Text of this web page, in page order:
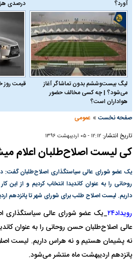
آورد؟
درصدی
لیگ بیست‌وششم بدون تماشاگر آغاز
می‌شود؟ | چه کسی مخالف حضور
هواداران است؟
قیمت روز خودرو ۱۹
صفحه نخست » عمومی
تاریخ انتشار:۱۲:۱۲ - ۰۵ ارديبهشت ۱۳۹۶
کی لیست اصلاح‌طلبان اعلام
یک عضو شورای عالی سیاستگذاری اصلاح‌طلبان گفت:‌
روحانی را به عنوان کاندیدا انتخاب کردیم و از
داریم. لیست اصلاح طلب برای شورای شهر تا پانزدهم
رویداد۲۴ _یک عضو شورای عالی سیاستگذاری
عالی اصلاح‌طلبان حسن روحانی را به عنوان
نه پشیمان هستیم و نه هراس داریم. لیست
پانزدهم اردیبهشت ماه منتشر می‌شود.